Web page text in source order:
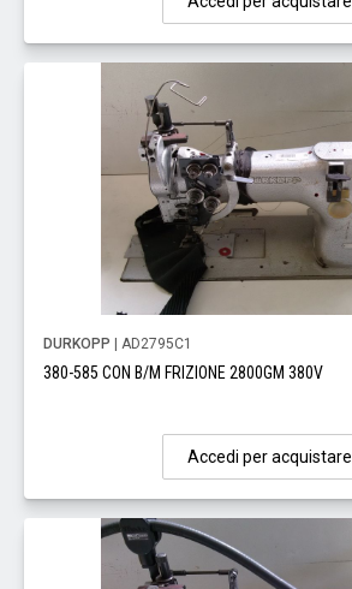
DURKOPP | AD2795C1
380-585 CON B/M FRIZIONE 2800GM 380V
Accedi per acquistare